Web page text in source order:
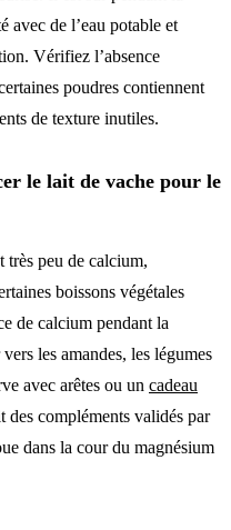
avec de l’eau potable et
Vérifiez l’absence
poudres contiennent
de texture inutiles.
le lait de vache pour le
très peu de calcium,
boissons végétales
de calcium pendant la
les amandes, les légumes
avec arêtes ou un cadeau
des compléments validés par
dans la cour du magnésium